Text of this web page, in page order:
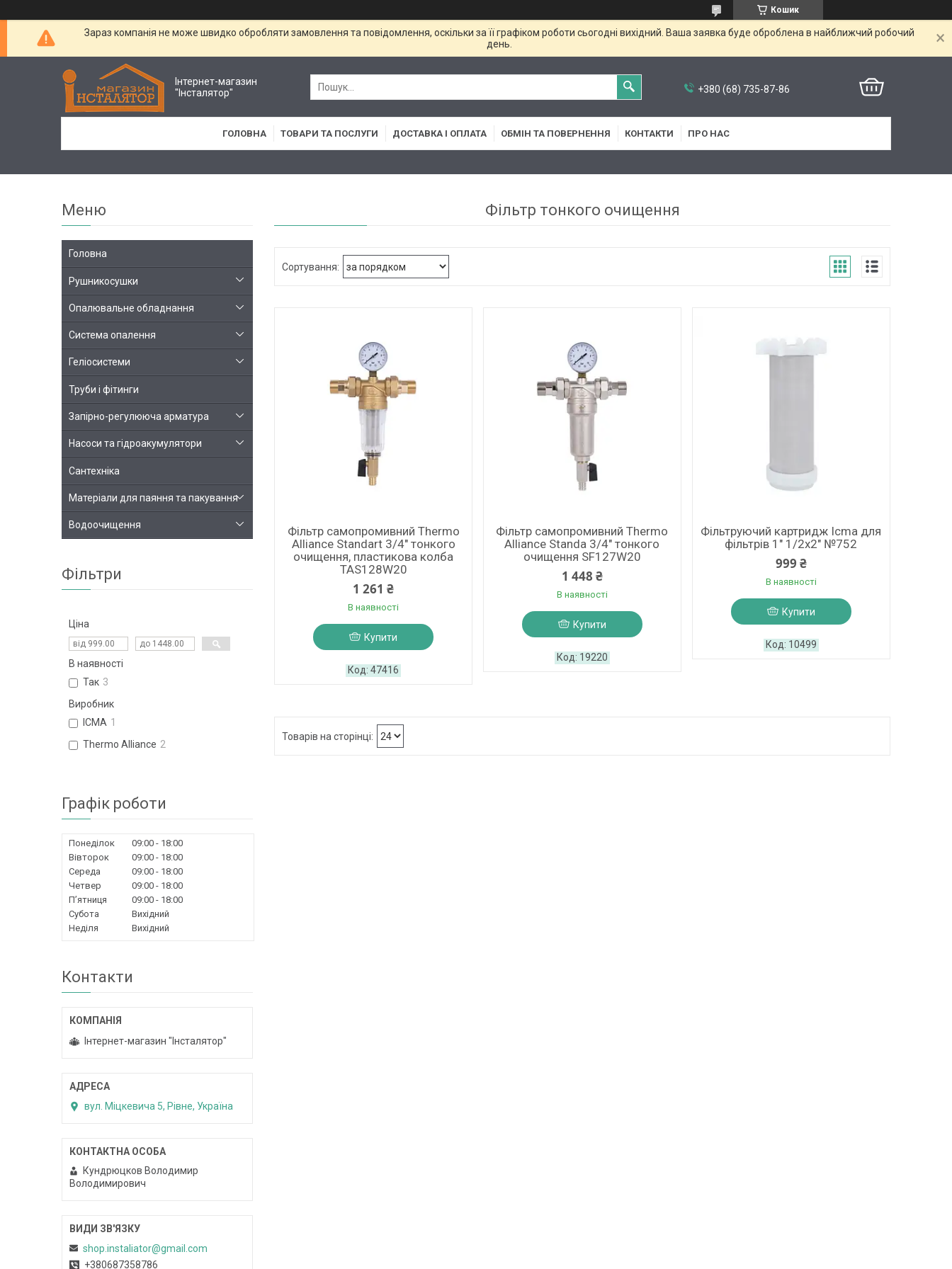
Кошик
Зараз компанія не може швидко обробляти замовлення та повідомлення, оскільки за її графіком роботи сьогодні вихідний. Ваша заявка буде оброблена в найближчий робочий
день.
Інтернет-магазин
"Інсталятор"
+380 (68) 735-87-86
ГОЛОВНА ТОВАРИ ТА ПОСЛУГИ ДОСТАВКА І ОПЛАТА ОБМІН ТА ПОВЕРНЕННЯ КОНТАКТИ ПРО НАС
Фільтр тонкого очищення
Фільтр самопромивний Thermo
Alliance Standart 3/4" тонкого
очищення, пластикова колба
TAS128W20
1 261 ₴
В наявності
Купити
47416
Фільтр самопромивний Thermo
Alliance Standa 3/4" тонкого
очищення SF127W20
1 448 ₴
В наявності
Купити
19220
Фільтруючий картридж Icma для
фільтрів 1" 1/2х2" №752
999 ₴
В наявності
Купити
10499
Головна
Рушникосушки
Опалювальне обладнання
Система опалення
Геліосистеми
Труби і фітинги
Запірно-регулююча арматура
Насоси та гідроакумулятори
Сантехніка
Матеріали для паяння та пакування
Водоочищення
Фільтри
Ціна
В наявності
Так 3
Виробник
ICMA 1
Thermo Alliance 2
Графік роботи
Понеділок 09:00
18:00
Вівторок
09:00
18:00
Середа
09:00
18:00
Четвер
09:00
18:00
Пʼятниця
09:00
18:00
Субота
Вихідний
Неділя
Вихідний
Контакти
Інтернет-магазин "Інсталятор"
вул. Міцкевича 5, Рівне, Україна
Кундрюцков Володимир
Володимирович
shop.instaliator@gmail.com
+380687358786